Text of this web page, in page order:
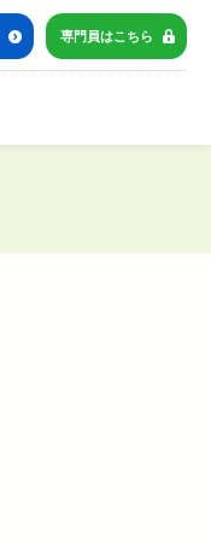
専門員はこちら